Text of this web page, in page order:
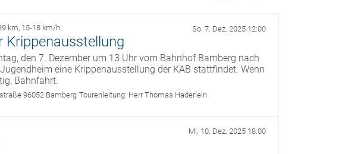
km, 15-18 km/h So. 7. Dez. 2025 12:00
Krippenausstellung
den 7. Dezember um 13 Uhr vom Bahnhof Bamberg nach
eine Krippenausstellung der KAB stattfindet. Wenn
Bahnfahrt.
96052 Bamberg Tourenleitung: Herr Thomas Haderlein
Mi. 10. Dez. 2025 18:00